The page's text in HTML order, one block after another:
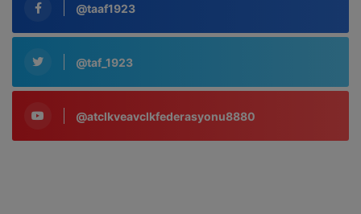
@taaf1923
@taf_1923
@atclkveavclkfederasyonu8880